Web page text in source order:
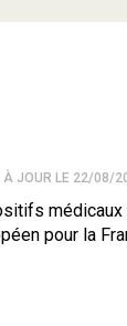
À JOUR LE 22/08/
médicaux
pour la